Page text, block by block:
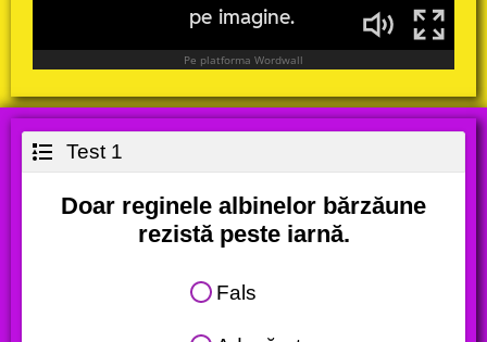
Test 1
Doar reginele albinelor bărzăune
rezistă peste iarnă.
Fals